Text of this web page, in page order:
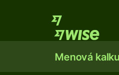
Menová